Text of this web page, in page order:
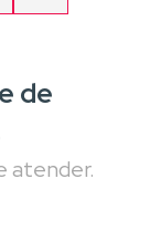
Última
página
de
atender.